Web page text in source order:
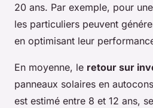
20 ans. Par exemple, pour
les particuliers peuvent
en optimisant leur
En moyenne, le retour sur
panneaux solaires en
est estimé entre 8 et 12 ans,